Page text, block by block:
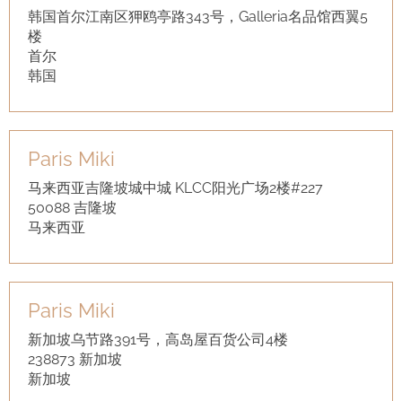
韩国首尔江南区狎鸥亭路343号，Galleria名品馆西翼5
楼
首尔
韩国
Paris Miki
马来西亚吉隆坡城中城 KLCC阳光广场2楼#227
50088 吉隆坡
马来西亚
Paris Miki
新加坡乌节路391号，高岛屋百货公司4楼
238873 新加坡
新加坡